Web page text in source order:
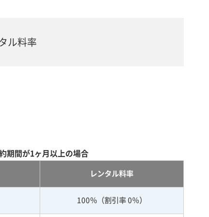
ル料率
期間が1ヶ月以上の場合
レンタル料率
100％（割引率 0％）